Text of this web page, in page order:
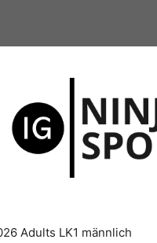
Adults LK1 männlich